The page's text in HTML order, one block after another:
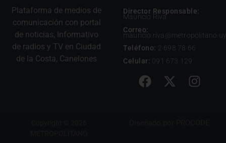
Plataforma de medios de
comunicación con portal
de noticias, Informativo
de radios y TV en Ciudad
de la Costa, Canelones
Director Responsable:
Mauricio Riva
Correo:
mauricio.riva@metropolitano.uy
Teléfono: 2 698 78 66
Celular: 091 673 129